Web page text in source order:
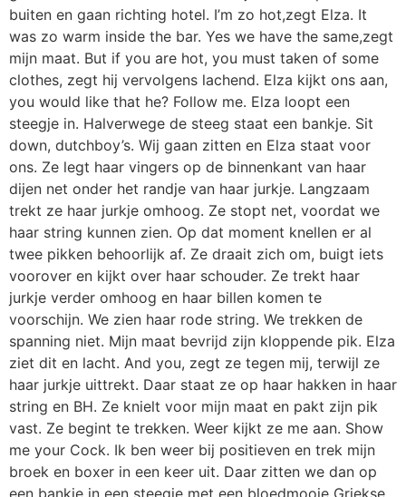
buiten en gaan richting hotel. I’m zo hot,zegt Elza. It
was zo warm inside the bar. Yes we have the same,zegt
mijn maat. But if you are hot, you must taken of some
clothes, zegt hij vervolgens lachend. Elza kijkt ons aan,
you would like that he? Follow me. Elza loopt een
steegje in. Halverwege de steeg staat een bankje. Sit
down, dutchboy’s. Wij gaan zitten en Elza staat voor
ons. Ze legt haar vingers op de binnenkant van haar
dijen net onder het randje van haar jurkje. Langzaam
trekt ze haar jurkje omhoog. Ze stopt net, voordat we
haar string kunnen zien. Op dat moment knellen er al
twee pikken behoorlijk af. Ze draait zich om, buigt iets
voorover en kijkt over haar schouder. Ze trekt haar
jurkje verder omhoog en haar billen komen te
voorschijn. We zien haar rode string. We trekken de
spanning niet. Mijn maat bevrijd zijn kloppende pik. Elza
ziet dit en lacht. And you, zegt ze tegen mij, terwijl ze
haar jurkje uittrekt. Daar staat ze op haar hakken in haar
string en BH. Ze knielt voor mijn maat en pakt zijn pik
vast. Ze begint te trekken. Weer kijkt ze me aan. Show
me your Cock. Ik ben weer bij positieven en trek mijn
broek en boxer in een keer uit. Daar zitten we dan op
een bankje in een steegje met een bloedmooie Griekse